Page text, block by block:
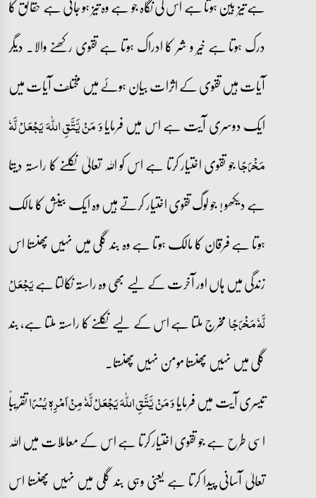
درک ہوتا ہے خیر و شر کا ادراک ہوتا ہے تقوی رکھنے والا۔ دیگر
آیات ہیں تقوی کے اثرات بیان ہوئے میں مختلف آیات میں
ایک دوسری آیت ہے اس میں فرمایاوَ مَنۡ یَّتَّقِ اللّٰہَ یَجۡعَلۡ لَّہٗ
مَخۡرَجًاجو تقوی اختیار کرتا ہے اس کو اللہ تعالیٰ نکلنے کا راستہ دیتا
ہے دیکھو ! جو لوگ تقوی اختیار کرتے ہیں وہ ایک بینش کا مالک
ہوتا ہے فرقان کا مالک ہوتا ہے وہ بند گلی میں نہیں پھنستا اس
زندگی میں ہاں اور آخرت کے لیے بھی وہ راستہ نکالتا ہےیَجۡعَلۡ
لَّہٗ مَخۡرَجًامخرج ملتا ہے اس کے لیے نکلنے کا راستہ ملتا ہے، بند
گلی میں نہیں پھنستا مومن نہیں پھنستا۔
تیسری آیت میں فرمایاوَ مَنۡ یَّتَّقِ اللّٰہَ یَجۡعَلۡ لَّہٗ مِنۡ اَمۡرِہٖ یُسۡرًاتقریباً
اسی طرح ہے جو تقوی اختیار کرتا ہے اس کے معاملات میں اللہ
تعالیٰ آسانی پیدا کرتا ہے یعنی وہی بند گلی میں نہیں پھنستا اس